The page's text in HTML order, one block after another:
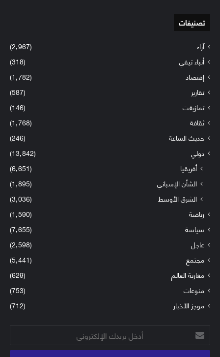
تصنيفات
آراء
(2٬967)
أنباء تيفي
(318)
إقتصاد
(1٬782)
تقارير
(587)
تمازيغت
(146)
ثقافة
(1٬768)
حديث الساعة
(246)
دولي
(13٬842)
أفريقيا
(6٬651)
الشأن الإسباني
(1٬895)
الشرق الأوسط
(3٬036)
رياضة
(1٬590)
سياسة
(7٬655)
عاجل
(2٬598)
مجتمع
(5٬441)
مغاربة العالم
(629)
منوعات
(753)
موجز الأخبار
(712)
أدخل
بريدك
الإلكتروني